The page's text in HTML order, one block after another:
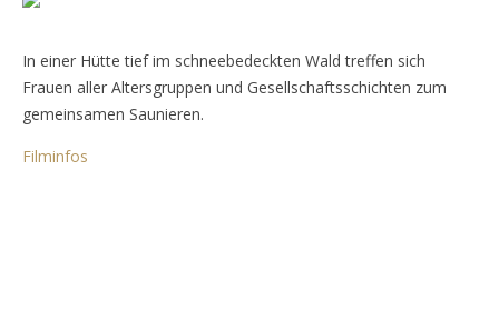
In einer Hütte tief im schneebedeckten Wald treffen sich
Frauen aller Altersgruppen und Gesellschaftsschichten zum
gemeinsamen Saunieren.
Filminfos